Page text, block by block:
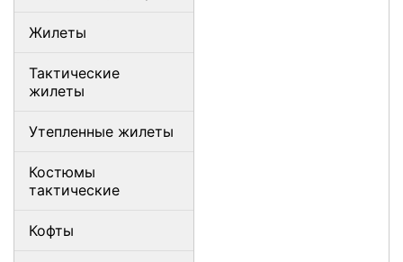
Жилеты
Тактические
жилеты
Утепленные жилеты
Костюмы
тактические
Кофты